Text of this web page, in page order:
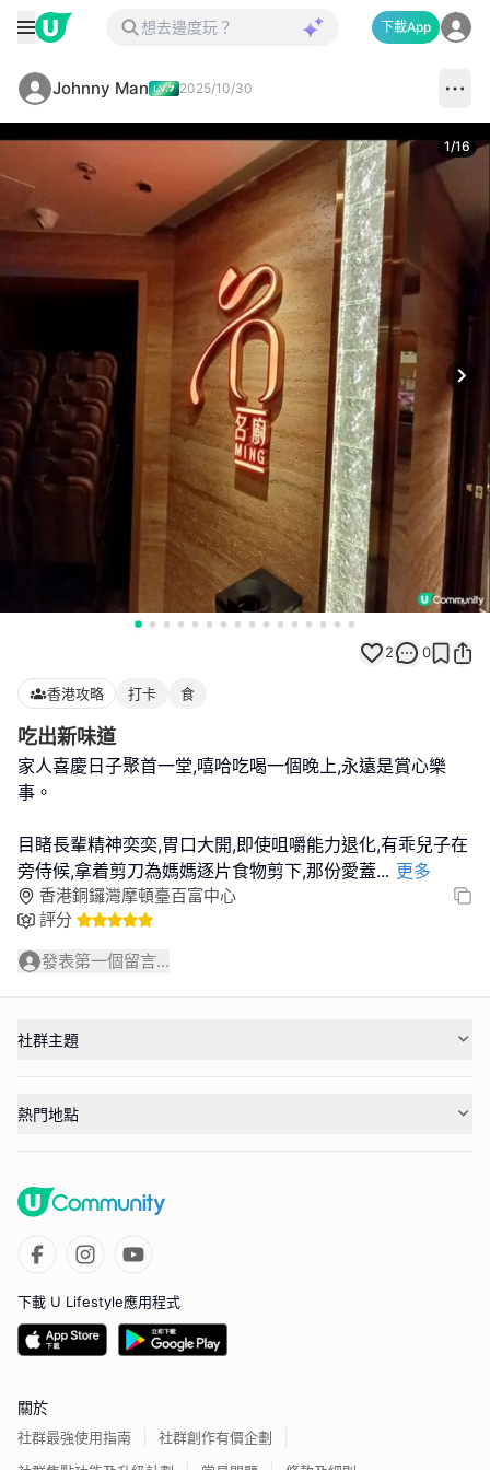
下載App
Johnny Man 2025/10/30
1/16
2 0
香港攻略 打卡 食
吃出新味道
家人喜慶日子聚首一堂,嘻哈吃喝一個晚上,永遠是賞心樂
事。
目睹長輩精神奕奕,胃口大開,即使咀嚼能力退化,有乖兒子在
旁侍候,拿着剪刀為媽媽逐片食物剪下,那份愛蓋... 更多
香港銅鑼灣摩頓臺百富中心
評分
發表第一個留言...
社群主題
熱門地點
下載 U Lifestyle應用程式
關於
社群最強使用指南
社群創作有價企劃